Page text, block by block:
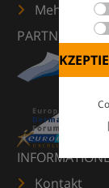
ALLE
Mehr
PARTNER
Kontakt